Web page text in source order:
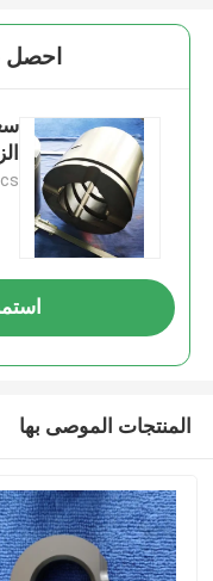
المنتجات الموصى بها